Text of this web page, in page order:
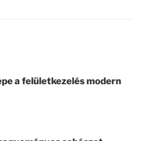
a felületkezelés modern